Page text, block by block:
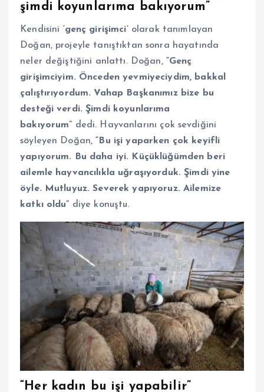
şimdi koyunlarıma bakıyorum”
Kendisini ‘genç girişimci’olarak tanımlayan
Doğan, projeyle tanıştıktan sonra hayatında
neler değiştiğini anlattı. Doğan, “Genç
girişimciyim. Önceden yevmiyeciydim, bakkal
çalıştırıyordum. Vahap Başkanımız bize bu
desteği verdi. Şimdi koyunlarıma
bakıyorum” dedi. Hayvanlarını çok sevdiğini
söyleyen Doğan,“Bu işi yaparken çok keyifli
yapıyorum. Bu daha iyi. Küçüklüğümden beri
ailemle hayvancılıkla uğraşıyorduk. Şimdi yine
öyle. Mutluyuz. Severek yapıyoruz. Ailemize
katkı oldu” diye konuştu.
“Her kadın bu işi yapabilir”